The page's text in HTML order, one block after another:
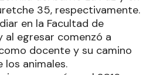
35, respectivamente.
en la Facultad de
al egresar comenzó a
docente y su camino
los animales.